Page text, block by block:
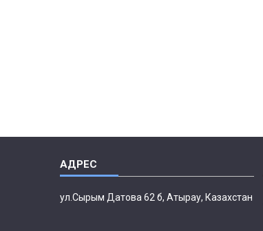
ул.Сырым Датова 62 б, Атырау, Казахстан